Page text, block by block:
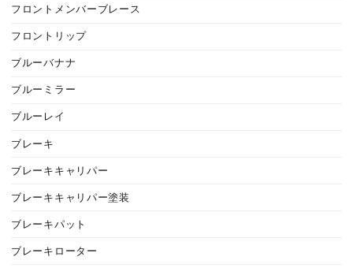
フロントメンバーブレース
フロントリップ
ブルーバナナ
ブルーミラー
ブルーレイ
ブレーキ
ブレーキキャリパー
ブレーキキャリパー塗装
ブレーキパット
ブレーキローター